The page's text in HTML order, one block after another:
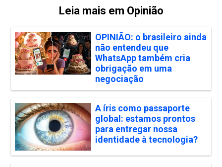
Leia mais em Opinião
OPINIÃO: o brasileiro ainda
não entendeu que
WhatsApp também cria
obrigação em uma
negociação
A íris como passaporte
global: estamos prontos
para entregar nossa
identidade à tecnologia?